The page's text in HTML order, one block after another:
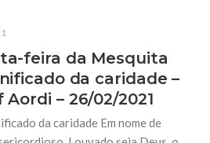
feira da Mesquita
da caridade –
– 26/02/2021
da caridade Em nome de